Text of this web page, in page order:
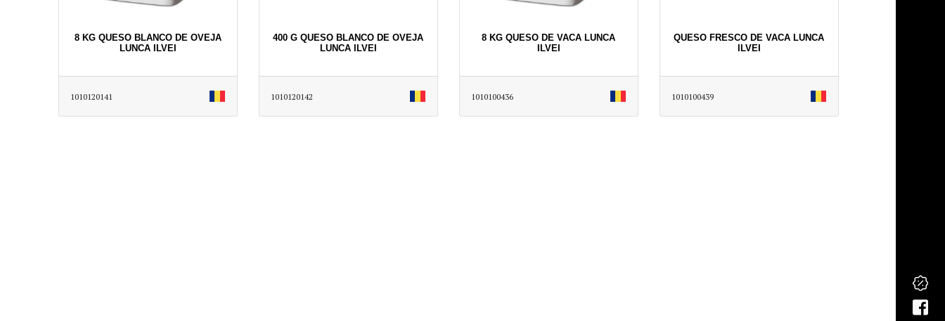
8 KG QUESO BLANCO DE OVEJA
LUNCA ILVEI
1010120141
400 G QUESO BLANCO DE OVEJA
LUNCA ILVEI
1010120142
8 KG QUESO DE VACA LUNCA
ILVEI
1010100436
QUESO FRESCO DE VACA LUNCA
ILVEI
1010100439